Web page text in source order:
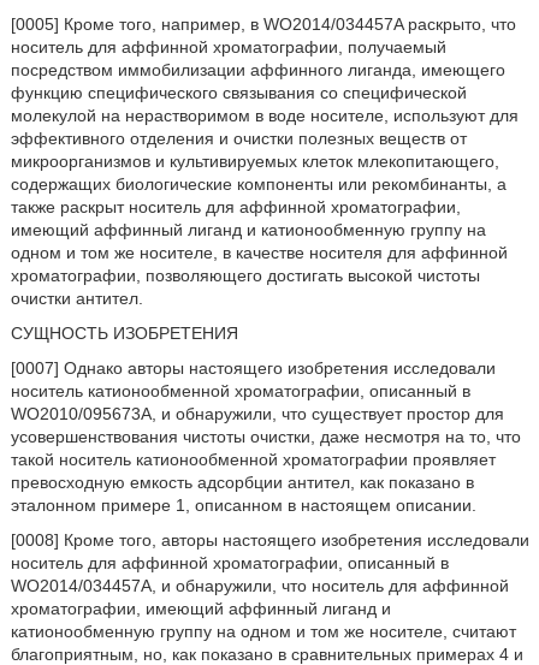
[0005] Кроме того, например, в WO2014/034457A раскрыто, что
носитель для аффинной хроматографии, получаемый
посредством иммобилизации аффинного лиганда, имеющего
функцию специфического связывания со специфической
молекулой на нерастворимом в воде носителе, используют для
эффективного отделения и очистки полезных веществ от
микроорганизмов и культивируемых клеток млекопитающего,
содержащих биологические компоненты или рекомбинанты, а
также раскрыт носитель для аффинной хроматографии,
имеющий аффинный лиганд и катионообменную группу на
одном и том же носителе, в качестве носителя для аффинной
хроматографии, позволяющего достигать высокой чистоты
очистки антител.
СУЩНОСТЬ ИЗОБРЕТЕНИЯ
[0007] Однако авторы настоящего изобретения исследовали
носитель катионообменной хроматографии, описанный в
WO2010/095673A, и обнаружили, что существует простор для
усовершенствования чистоты очистки, даже несмотря на то, что
такой носитель катионообменной хроматографии проявляет
превосходную емкость адсорбции антител, как показано в
эталонном примере 1, описанном в настоящем описании.
[0008] Кроме того, авторы настоящего изобретения исследовали
носитель для аффинной хроматографии, описанный в
WO2014/034457A, и обнаружили, что носитель для аффинной
хроматографии, имеющий аффинный лиганд и
катионообменную группу на одном и том же носителе, считают
благоприятным, но, как показано в сравнительных примерах 4 и